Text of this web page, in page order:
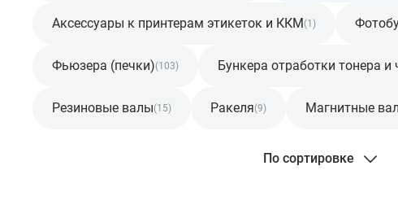
Аксессуары к принтерам этикеток и ККМ(1)
Фьюзера (печки)(103) Бункера отработки тонера и
Резиновые валы(15) Ракеля(9) Магнитные
По сортировке